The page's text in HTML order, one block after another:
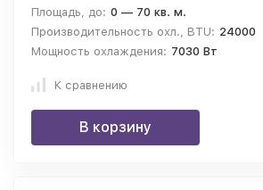
Площадь, до: 0 — 70 кв. м.
Производительность охл., BTU: 24000
Мощность охлаждения: 7030 Вт
К сравнению
В корзину